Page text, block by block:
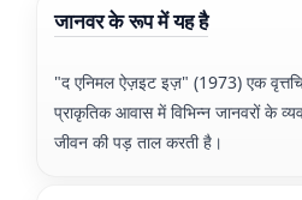
जानवर के रूप में यह है
"द एनिमल ऐज़इट इज़" (1973) एक
प्राकृतिक आवास में विभिन्न जानवरों के
जीवन की पड़ ताल करती है।